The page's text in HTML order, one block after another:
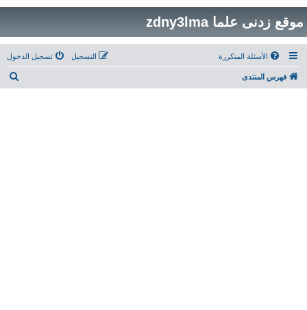
موقع زدنى علما zdny3lma
الأسئلة المتكررة تسجيل الدخول التسجيل
فهرس المنتدى